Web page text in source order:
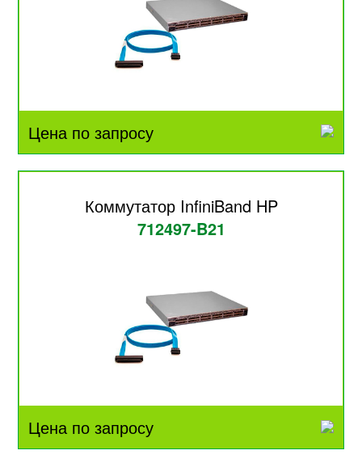
Цена по запросу
Коммутатор InfiniBand HP
712497-B21
Цена по запросу